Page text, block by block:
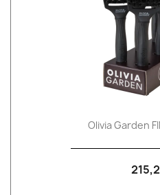
Olivia Garden